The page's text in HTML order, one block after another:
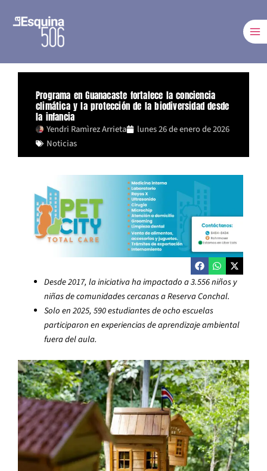
Programa en Guanacaste fortalece la conciencia
climática y la protección de la biodiversidad desde
la infancia
Yendri Ramìrez Arrieta
lunes 26 de enero de 2026
Noticias
Desde 2017, la iniciativa ha impactado a 3.556 niños y
niñas de comunidades cercanas a Reserva Conchal.
Solo en 2025, 590 estudiantes de ocho escuelas
participaron en experiencias de aprendizaje ambiental
fuera del aula.